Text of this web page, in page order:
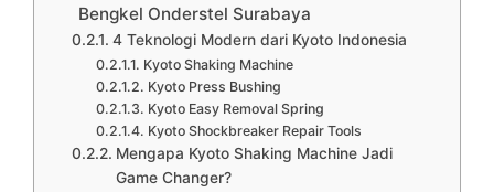
Bengkel Onderstel Surabaya
4 Teknologi Modern dari Kyoto Indonesia
Kyoto Shaking Machine
Kyoto Press Bushing
Kyoto Easy Removal Spring
Kyoto Shockbreaker Repair Tools
Mengapa Kyoto Shaking Machine Jadi
Game Changer?